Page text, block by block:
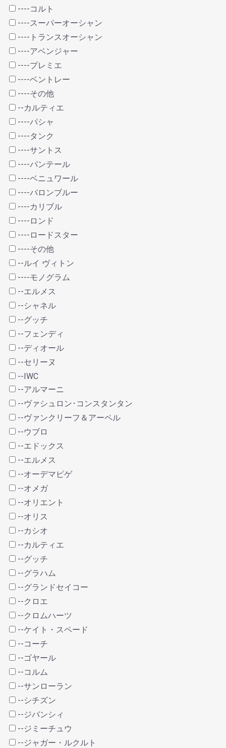
----コルト
----スーパーオーシャン
----トランスオーシャン
----アベンジャー
----プレミエ
----ベントレー
----その他
--カルティエ
----パシャ
----タンク
----サントス
----パンテール
----ベニュワール
----バロンブルー
----カリブル
----ロンド
----ロードスター
----その他
--ルイ ヴィトン
----モノグラム
--エルメス
--シャネル
--グッチ
--フェンディ
--ディオール
--セリーヌ
--IWC
--アルマーニ
--ヴァシュロン･コンスタンタン
--ヴァンクリーフ＆アーペル
--ウブロ
--エドックス
--エルメス
--オーデマピゲ
--オメガ
--オリエント
--オリス
--カシオ
--カルティエ
--グッチ
--グラハム
--グランドセイコー
--クロエ
--クロムハーツ
--ケイト・スペード
--コーチ
--ゴヤール
--コルム
--サンローラン
--シチズン
--ジバンシィ
--ジミーチュウ
--ジャガー・ルクルト